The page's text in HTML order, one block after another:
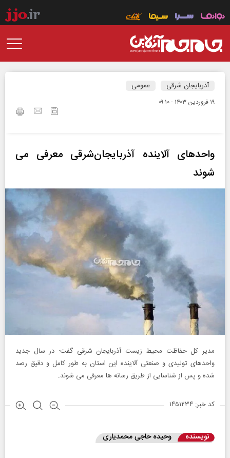
آذربایجان شرقی عمومی
۱۹ فروردين ۱۴۰۳ - ۰۹:۱۰
واحدهای آلاینده آذربایجان‌شرقی معرفی می
شوند
مدیر کل حفاظت محیط زیست آذربایجان شرقی گفت: در سال جدید
واحدهای تولیدی و صنعتی آلاینده این استان به طور کامل و دقیق رصد
شده و پس از شناسایی از طریق رسانه ها معرفی می شوند.
کد خبر: ۱۴۵۱۲۳۴
نویسنده وحیده حاجی محمدیاری